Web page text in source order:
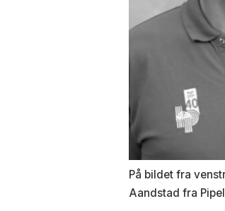
På bildet fra
Aandstad fra